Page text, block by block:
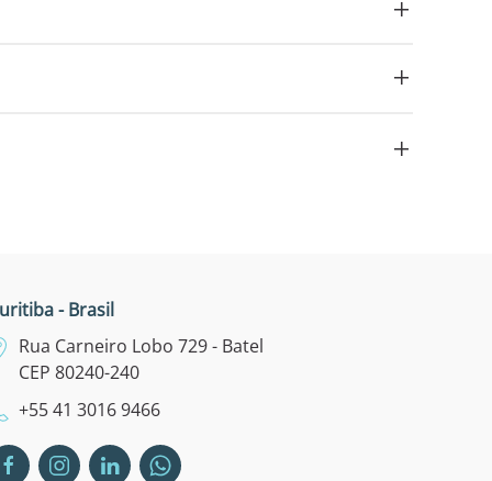
- Brasil
Rua Carneiro Lobo 729 - Batel
CEP 80240-240
+55 41 3016 9466